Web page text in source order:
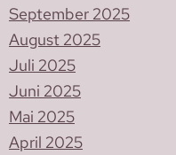
September 2025
August 2025
Juli 2025
Juni 2025
Mai 2025
April 2025